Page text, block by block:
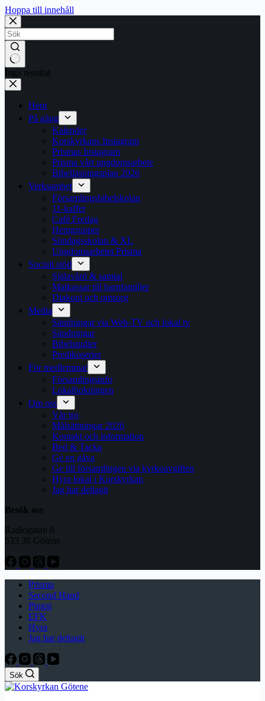
Hoppa till innehåll
Inga resultat
Hem
På gång
Kalender
Korskyrkans Instagram
Prismas Instagram
Prisma vårt ungdomsarbete
Bibelläsningsplan 2026
Verksamhet
Församlingsbibelskolan
11-kaffet
Café Fredag
Hemgrupper
Söndagsskolan & XL
Ungdomsarbetet Prisma
Socialt stöd
Själavård & samtal
Matkassar till barnfamiljer
Diakoni och omsorg
Media
Sändningar via Web-TV och lokal tv
Sändningar
Bibelstudier
Predikoserier
För medlemmar
Församlingsinfo
Lokalbokningen
Om oss
Vår tro
Målsättningar 2026
Kontakt och information
Bed & Tacka
Ge en gåva
Ge till församlingen via kyrkoavgiften
Hyra lokal i Korskyrkan
Jag har deltagit
Besök oss
Radiogatan 6
533 30 Götene
Prisma
Second Hand
Pingst
EFK
Hyra
Jag har deltagit
Sök